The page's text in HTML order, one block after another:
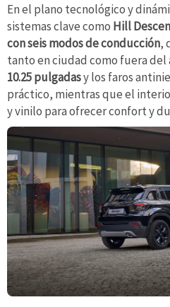
En el plano tecnológico y
sistemas clave como Hill
con seis modos de conducción,
tanto en ciudad como fuera
10.25 pulgadasy los faros
práctico, mientras que el
y vinilo para ofrecer confort y